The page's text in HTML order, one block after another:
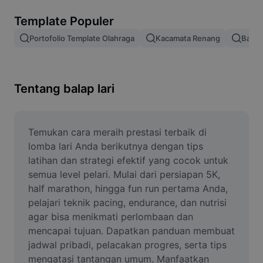
Gabung gambar
Ubah Ukuran Gambar
Pembuat Meme
AI Text Remover
AI People Remover
AI Inpainting
Face Cutout
Template Populer
Portofolio Template Olahraga Kacamata Renang Balap
Tentang balap lari
Temukan cara meraih prestasi terbaik di
lomba lari Anda berikutnya dengan tips
latihan dan strategi efektif yang cocok untuk
semua level pelari. Mulai dari persiapan 5K,
half marathon, hingga fun run pertama Anda,
pelajari teknik pacing, endurance, dan nutrisi
agar bisa menikmati perlombaan dan
mencapai tujuan. Dapatkan panduan membuat
jadwal pribadi, pelacakan progres, serta tips
mengatasi tantangan umum. Manfaatkan